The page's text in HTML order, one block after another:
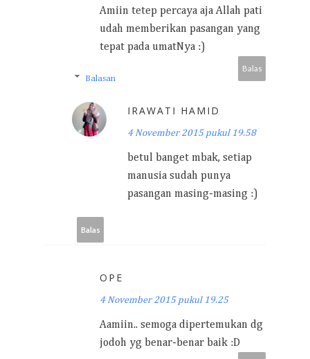
Amiin tetep percaya aja Allah pati
udah memberikan pasangan yang
tepat pada umatNya :)
Balas
Balasan
IRAWATI HAMID
4 November 2015 pukul 19.58
betul banget mbak, setiap
manusia sudah punya
pasangan masing-masing :)
Balas
OPE
4 November 2015 pukul 19.25
Aamiin.. semoga dipertemukan dg
jodoh yg benar-benar baik :D